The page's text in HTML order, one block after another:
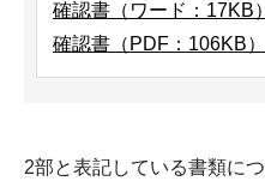
確認書（ワード：17KB）
確認書（PDF：106KB）
2部と表記している書類に